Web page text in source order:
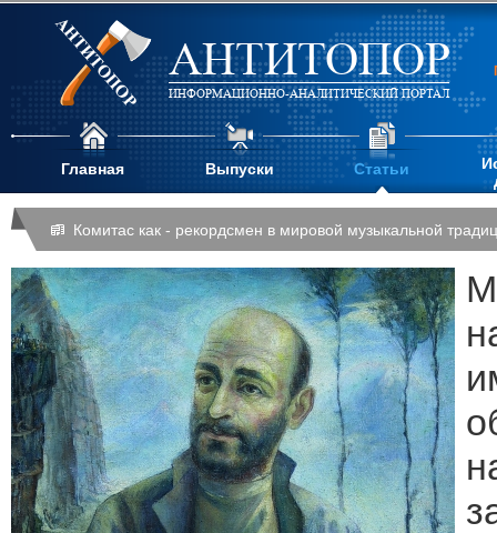
АНТИТОПОР
ИНФОРМАЦИОННО-АНАЛИТИЧЕСКИЙ ПОРТАЛ
Главная Выпуски Статьи
Комитас как - рекордсмен в мировой музыкальной